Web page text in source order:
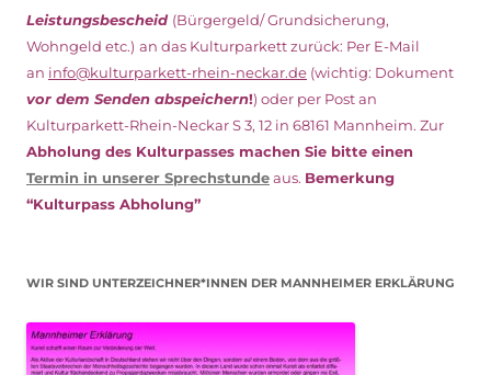
Leistungsbescheid (Bürgergeld/ Grundsicherung,
Wohngeld etc.) an das Kulturparkett zurück: Per E-Mail
an info@kulturparkett-rhein-neckar.de (wichtig: Dokument
vor dem Senden abspeichern!) oder per Post an
Kulturparkett-Rhein-Neckar S 3, 12 in 68161 Mannheim. Zur
Abholung des Kulturpasses machen Sie bitte einen
Termin in unserer Sprechstundeaus. Bemerkung
“Kulturpass Abholung”
WIR SIND UNTERZEICHNER*INNEN DER MANNHEIMER ERKLÄRUNG